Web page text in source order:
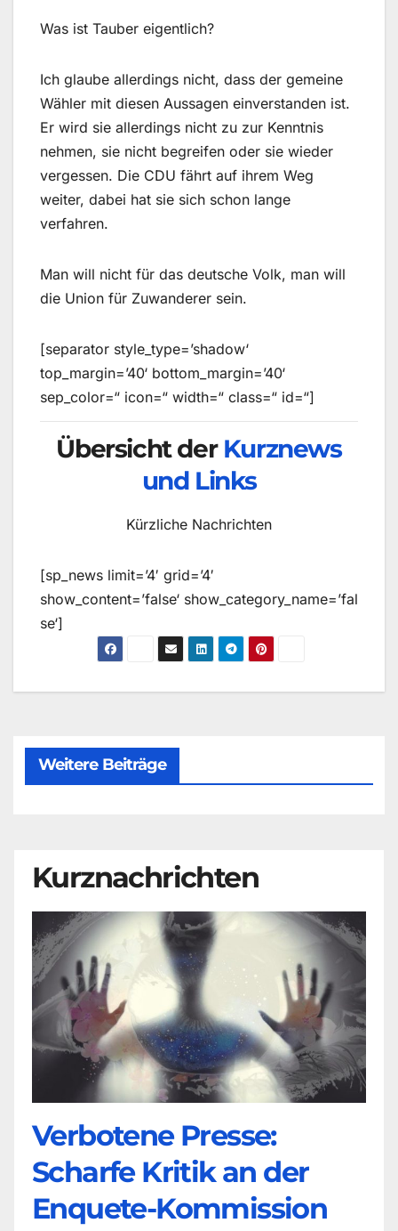
Was ist Tauber eigentlich?
Ich glaube allerdings nicht, dass der gemeine
Wähler mit diesen Aussagen einverstanden ist.
Er wird sie allerdings nicht zu zur Kenntnis
nehmen, sie nicht begreifen oder sie wieder
vergessen. Die CDU fährt auf ihrem Weg
weiter, dabei hat sie sich schon lange
verfahren.
Man will nicht für das deutsche Volk, man will
die Union für Zuwanderer sein.
[separator style_type=’shadow‘
top_margin=’40‘ bottom_margin=’40‘
sep_color=“ icon=“ width=“ class=“ id=“]
Übersicht der Kurznews
und Links
Kürzliche Nachrichten
[sp_news limit=’4′ grid=’4′
show_content=’false‘ show_category_name=’fal
se‘]
Weitere Beiträge
Kurznachrichten
Verbotene Presse:
Scharfe Kritik an der
Enquete-Kommission